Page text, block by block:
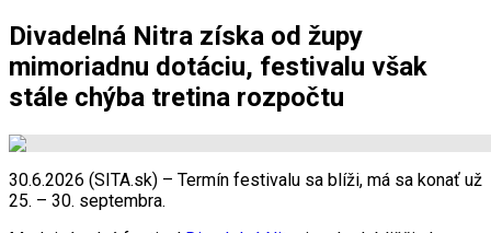
Divadelná Nitra získa od župy
mimoriadnu dotáciu, festivalu však
stále chýba tretina rozpočtu
30.6.2026 (SITA.sk) – Termín festivalu sa blíži, má sa konať už
25. – 30. septembra.